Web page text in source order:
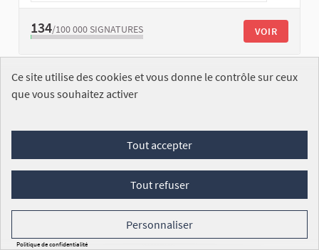
134/100 000 SIGNATURES VOIR
Contre la baisse des moyens dans les
établissements scolaires du second degré
Caroline MORE
La baisse démographique devrait être
une opportunité à saisir pour améliorer les
Ce site utilise des cookies et vous donne le contrôle sur ceux
que vous souhaitez activer
Tout accepter
Tout refuser
Personnaliser
Politique de confidentialité